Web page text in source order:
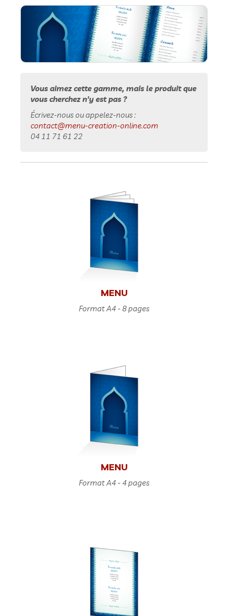
Vous aimez cette gamme, mais le produit que
vous cherchez n'y est pas ?
Écrivez-nous ou appelez-nous :
contact@menu-creation-online.com
04 11 71 61 22
MENU
Format A4 - 8 pages
MENU
Format A4 - 4 pages